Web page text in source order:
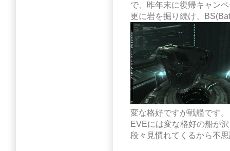
で、昨年末に復帰キャン
更に岩を掘り続け、
変な格好ですが戦艦です。
EVEには変な格好の船が
段々見慣れてくるから不